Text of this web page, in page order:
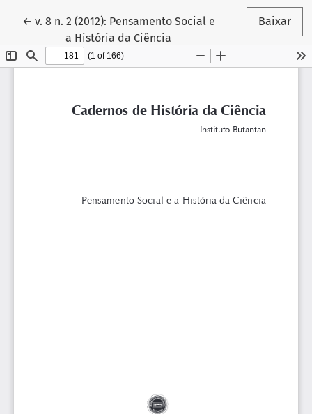
← Voltar aos Detalhes do Artigo
v. 8 n. 2 (2012): Pensamento Social e
a História da Ciência
Baixar